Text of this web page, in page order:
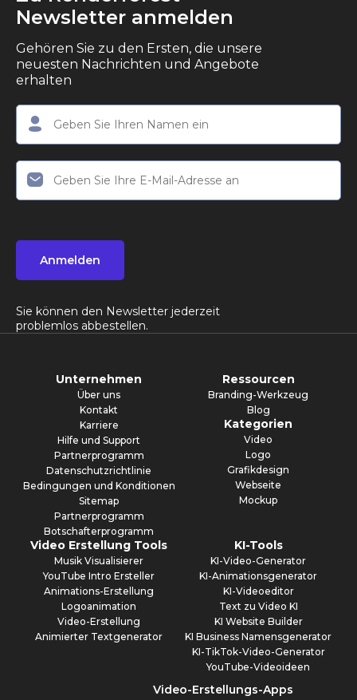
Newsletter anmelden
Gehören Sie zu den Ersten, die unsere
neuesten Nachrichten und Angebote
erhalten
Anmelden
Sie können den Newsletter jederzeit
problemlos abbestellen.
Unternehmen
Über uns
Kontakt
Karriere
Hilfe und Support
Partnerprogramm
Datenschutzrichtlinie
Bedingungen und Konditionen
Sitemap
Partnerprogramm
Botschafterprogramm
Ressourcen
Branding-Werkzeug
Blog
Kategorien
Video
Logo
Grafikdesign
Webseite
Mockup
Video Erstellung Tools
Musik Visualisierer
YouTube Intro Ersteller
Animations-Erstellung
Logoanimation
Video-Erstellung
Animierter Textgenerator
KI-Tools
KI-Video-Generator
KI-Animationsgenerator
KI-Videoeditor
Text zu Video KI
KI Website Builder
KI Business Namensgenerator
KI-TikTok-Video-Generator
YouTube-Videoideen
Video-Erstellungs-Apps